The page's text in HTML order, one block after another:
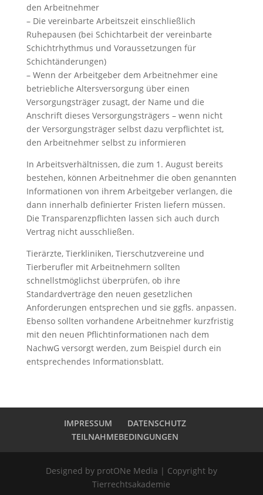
den Arbeitnehmer
– Die vereinbarte Arbeitszeit einschließlich
Ruhepausen (bei Schichtarbeit der vereinbarte
Schichtrhythmus und Voraussetzungen für
Schichtänderungen)
– Wenn der Arbeitgeber dem Arbeitnehmer eine
betriebliche Altersversorgung über einen
Versorgungsträger zusagt, der Name und die
Anschrift dieses Versorgungsträgers – wenn nicht
der Versorgungsträger selbst dazu verpflichtet ist,
den Arbeitnehmer selbst zu informieren
In Arbeitsverhältnissen, die zum 1. August bereits
bestehen, können Arbeitnehmer die oben genannten
Informationen von ihrem Arbeitgeber verlangen, die
dann innerhalb definierter Fristen liefern müssen.
Die Transparenzpflichten lassen sich auch durch
Vertrag nicht ausschließen.
Tierärzte, Tierkliniken, Tierschutzvereine und
Tierberufler mit Arbeitnehmern sollten
schnellstmöglichst überprüfen, ob ihre
Standardverträge den neuen gesetzlichen
Anforderungen entsprechen und sie ggfls. anpassen.
Ebenso sollten vorhandene Arbeitnehmer kurzfristig
mit den neuen Pflichtinformationen nach dem
NachwG versorgt werden, zum Beispiel durch ein
entsprechendes Informationsblatt.
IMPRESSUM
DATENSCHUTZ
TEILNAHMEBEDINGUNGEN
Designed by protONe Media | Copyright by
Tierrechtsakademie